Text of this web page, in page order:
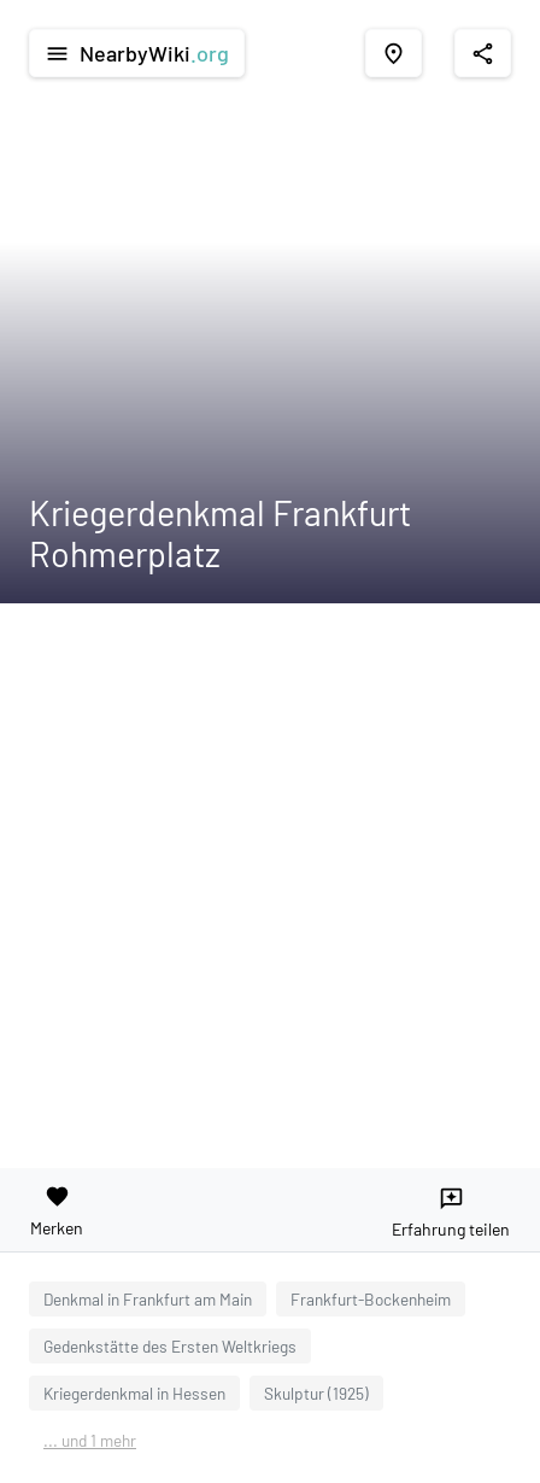
menu NearbyWiki .org place share
Kriegerdenkmal Frankfurt
Rohmerplatz
favorite
Merken
reviews
Erfahrung teilen
Denkmal in Frankfurt am Main Frankfurt-Bockenheim
Gedenkstätte des Ersten Weltkriegs
Kriegerdenkmal in Hessen Skulptur (1925)
... und 1 mehr